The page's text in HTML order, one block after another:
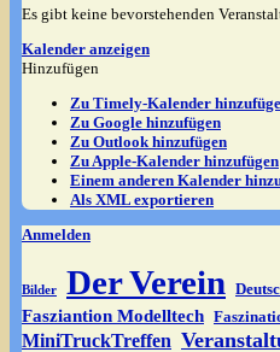
Es gibt keine bevorstehenden
Kalender anzeigen
Hinzufügen
Zu Timely-Kalender
Zu Google hinzufügen
Zu Outlook hinzufügen
Zu Apple-Kalender hinzufügen
Einem anderen Kalender
Als XML exportieren
Anmelden
Bilder Der Verein
Fasziantion Modelltech
MiniTruckTreffen